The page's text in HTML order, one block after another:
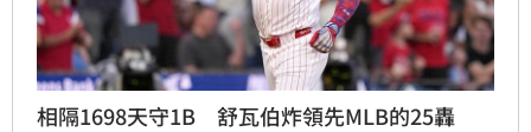
相隔1698天守1B 舒瓦伯炸領先MLB的25轟